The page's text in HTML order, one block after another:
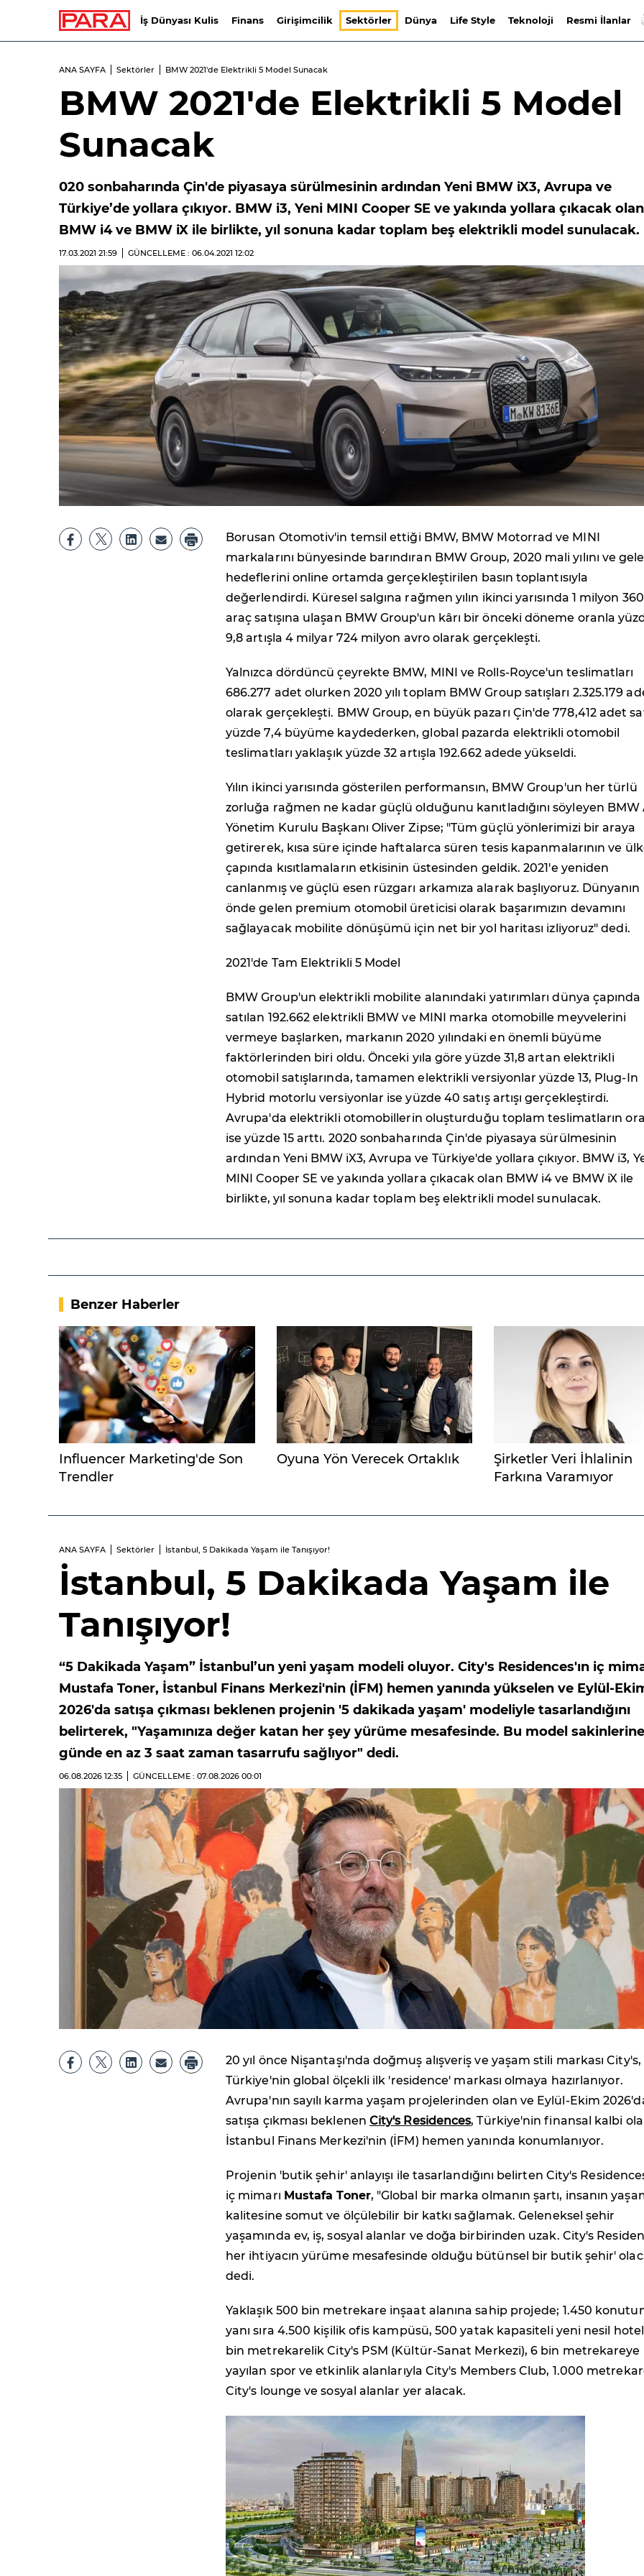
İş Dünyası Kulis Finans Girişimcilik Sektörler Dünya Life Style Teknoloji Resmi İlanlar
ANA SAYFA Sektörler BMW 2021'de Elektrikli 5 Model Sunacak
BMW 2021'de Elektrikli 5 Model
Sunacak
020 sonbaharında Çin'de piyasaya sürülmesinin ardından Yeni BMW iX3, Avrupa ve
Türkiye’de yollara çıkıyor. BMW i3, Yeni MINI Cooper SE ve yakında yollara çıkacak olan
BMW i4 ve BMW iX ile birlikte, yıl sonuna kadar toplam beş elektrikli model sunulacak.
17.03.2021 21:59 GÜNCELLEME : 06.04.2021 12:02
Borusan Otomotiv'in temsil ettiği BMW, BMW Motorrad ve MINI
markalarını bünyesinde barındıran BMW Group, 2020 mali yılını ve
hedeflerini online ortamda gerçekleştirilen basın toplantısıyla
değerlendirdi. Küresel salgına rağmen yılın ikinci yarısında 1 milyon
araç satışına ulaşan BMW Group'un kârı bir önceki döneme oranla
9,8 artışla 4 milyar 724 milyon avro olarak gerçekleşti.
Yalnızca dördüncü çeyrekte BMW, MINI ve Rolls-Royce'un teslimatları
686.277 adet olurken 2020 yılı toplam BMW Group satışları 2.325.179
olarak gerçekleşti. BMW Group, en büyük pazarı Çin'de 778,412 adet
yüzde 7,4 büyüme kaydederken, global pazarda elektrikli otomobil
teslimatları yaklaşık yüzde 32 artışla 192.662 adede yükseldi.
Yılın ikinci yarısında gösterilen performansın, BMW Group'un her türlü
zorluğa rağmen ne kadar güçlü olduğunu kanıtladığını söyleyen BMW
Yönetim Kurulu Başkanı Oliver Zipse; "Tüm güçlü yönlerimizi bir araya
getirerek, kısa süre içinde haftalarca süren tesis kapanmalarının ve
çapında kısıtlamaların etkisinin üstesinden geldik. 2021'e yeniden
canlanmış ve güçlü esen rüzgarı arkamıza alarak başlıyoruz. Dünyanın
önde gelen premium otomobil üreticisi olarak başarımızın devamını
sağlayacak mobilite dönüşümü için net bir yol haritası izliyoruz" dedi.
2021'de Tam Elektrikli 5 Model
BMW Group'un elektrikli mobilite alanındaki yatırımları dünya çapında
satılan 192.662 elektrikli BMW ve MINI marka otomobille meyvelerini
vermeye başlarken, markanın 2020 yılındaki en önemli büyüme
faktörlerinden biri oldu. Önceki yıla göre yüzde 31,8 artan elektrikli
otomobil satışlarında, tamamen elektrikli versiyonlar yüzde 13, Plug-In
Hybrid motorlu versiyonlar ise yüzde 40 satış artışı gerçekleştirdi.
Avrupa'da elektrikli otomobillerin oluşturduğu toplam teslimatların
ise yüzde 15 arttı. 2020 sonbaharında Çin'de piyasaya sürülmesinin
ardından Yeni BMW iX3, Avrupa ve Türkiye'de yollara çıkıyor. BMW i3,
MINI Cooper SE ve yakında yollara çıkacak olan BMW i4 ve BMW iX ile
birlikte, yıl sonuna kadar toplam beş elektrikli model sunulacak.
Benzer Haberler
Influencer Marketing'de Son
Trendler
Oyuna Yön Verecek Ortaklık
Şirketler Veri İhlalinin
Farkına Varamıyor
ANA SAYFA Sektörler İstanbul, 5 Dakikada Yaşam ile Tanışıyor!
İstanbul, 5 Dakikada Yaşam ile
Tanışıyor!
“5 Dakikada Yaşam” İstanbul’un yeni yaşam modeli oluyor. City's Residences'ın iç
Mustafa Toner, İstanbul Finans Merkezi'nin (İFM) hemen yanında yükselen ve Eylül-
2026'da satışa çıkması beklenen projenin '5 dakikada yaşam' modeliyle tasarlandığını
belirterek, "Yaşamınıza değer katan her şey yürüme mesafesinde. Bu model sakinlerine
günde en az 3 saat zaman tasarrufu sağlıyor" dedi.
06.08.2026 12:35 GÜNCELLEME : 07.08.2026 00:01
20 yıl önce Nişantaşı'nda doğmuş alışveriş ve yaşam stili markası City's,
Türkiye'nin global ölçekli ilk 'residence' markası olmaya hazırlanıyor.
Avrupa'nın sayılı karma yaşam projelerinden olan ve Eylül-Ekim
satışa çıkması beklenen City's Residences, Türkiye'nin finansal kalbi
İstanbul Finans Merkezi'nin (İFM) hemen yanında konumlanıyor.
Projenin 'butik şehir' anlayışı ile tasarlandığını belirten City's
iç mimarı Mustafa Toner, "Global bir marka olmanın şartı, insanın
kalitesine somut ve ölçülebilir bir katkı sağlamak. Geleneksel şehir
yaşamında ev, iş, sosyal alanlar ve doğa birbirinden uzak. City's
her ihtiyacın yürüme mesafesinde olduğu bütünsel bir butik şehir'
dedi.
Yaklaşık 500 bin metrekare inşaat alanına sahip projede; 1.450
yanı sıra 4.500 kişilik ofis kampüsü, 500 yatak kapasiteli yeni nesil
bin metrekarelik City's PSM (Kültür-Sanat Merkezi), 6 bin metrekareye
yayılan spor ve etkinlik alanlarıyla City's Members Club, 1.000
City's lounge ve sosyal alanlar yer alacak.